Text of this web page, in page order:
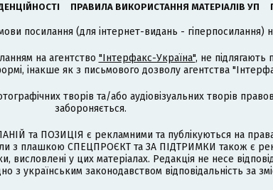
ПРАВИЛА ВИКОРИСТАННЯ МАТЕРІАЛІВ УП
посилання (для інтернет-видань - гіперпосилання)
на агентство "Інтерфакс-Україна", не
інакше як з письмового дозволу агентства
творів та/або аудіовізуальних творів
забороняється.
та ПОЗИЦІЯ є рекламними та публікуються на
з плашкою СПЕЦПРОЄКТ та ЗА ПІДТРИМКИ також є
висловлені у цих матеріалах. Редакція не несе
з українським законодавством відповідальність за